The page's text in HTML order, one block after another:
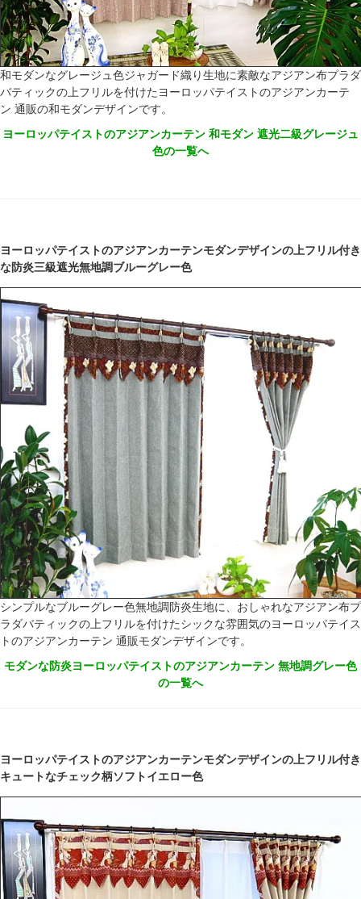
和モダンなグレージュ色ジャガード織り生地に素敵なアジアン布プラダ
バティックの上フリルを付けたヨーロッパテイストのアジアンカーテ
ン 通販の和モダンデザインです。
ヨーロッパテイストのアジアンカーテン 和モダン 遮光二級グレージュ
色の一覧へ
ヨーロッパテイストのアジアンカーテンモダンデザインの上フリル付き
な防炎三級遮光無地調ブルーグレー色
シンプルなブルーグレー色無地調防炎生地に、おしゃれなアジアン布プ
ラダバティックの上フリルを付けたシックな雰囲気のヨーロッパテイス
トのアジアンカーテン 通販モダンデザインです。
モダンな防炎ヨーロッパテイストのアジアンカーテン 無地調グレー色
の一覧へ
ヨーロッパテイストのアジアンカーテンモダンデザインの上フリル付き
キュートなチェック柄ソフトイエロー色